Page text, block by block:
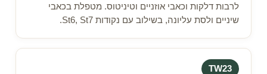
לרבות דלקות וכאבי אוזניים וטיניטוס. מטפלת בכאבי
שיניים ולסת עליונה, בשילוב עם נקודות St6, St7.
TW23